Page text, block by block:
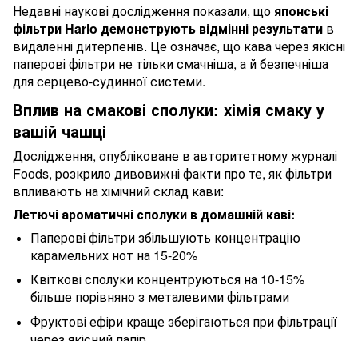
Недавні наукові дослідження показали, що японські
фільтри Hario демонструють відмінні результати в
видаленні дитерпенів. Це означає, що кава через якісні
паперові фільтри не тільки смачніша, а й безпечніша
для серцево-судинної системи.
Вплив на смакові сполуки: хімія смаку у
вашій чашці
Дослідження, опубліковане в авторитетному журналі
Foods, розкрило дивовижні факти про те, як фільтри
впливають на хімічний склад кави:
Летючі ароматичні сполуки в домашній каві:
Паперові фільтри збільшують концентрацію
карамельних нот на 15-20%
Квіткові сполуки концентруються на 10-15%
більше порівняно з металевими фільтрами
Фруктові ефіри краще зберігаються при фільтрації